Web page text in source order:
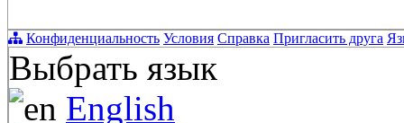
Конфиденциальность Условия Справка Пригласить друга
Выбрать язык
English